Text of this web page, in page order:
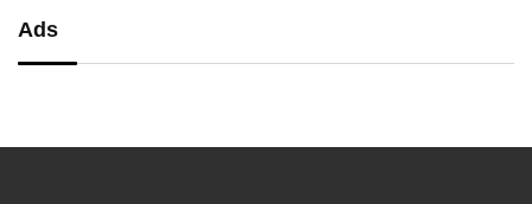
Ads